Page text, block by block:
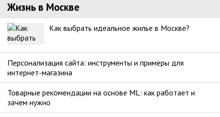
Жизнь в Москве
Как выбрать идеальное жилье в Москве?
Персонализация сайта: инструменты и примеры для
интернет-магазина
Товарные рекомендации на основе ML: как работает и
зачем нужно